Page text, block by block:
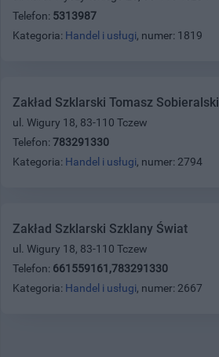
Telefon: 5313987
Kategoria: Handel i usługi, numer: 1819
Zakład Szklarski Tomasz Sobieralski
ul. Wigury 18, 83-110 Tczew
Telefon: 783291330
Kategoria: Handel i usługi, numer: 2794
Zakład Szklarski Szklany Świat
ul. Wigury 18, 83-110 Tczew
Telefon: 661559161,783291330
Kategoria: Handel i usługi, numer: 2667